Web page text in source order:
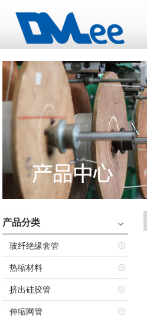
产品分类
玻纤绝缘套管
热缩材料
挤出硅胶管
伸缩网管